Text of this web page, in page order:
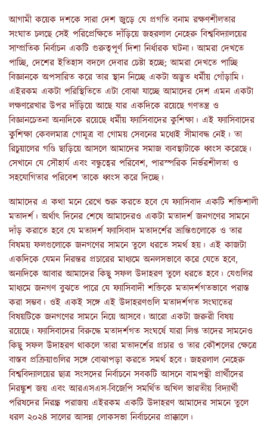
আগামী কয়েক দশকে সারা দেশ জুড়ে যে প্রগতি বনাম রক্ষণশীলতার
সংঘাত চলছে সেই পরিপ্রেক্ষিতে দাঁড়িয়ে জহরলাল নেহেরু বিশ্ববিদ্যালয়ের
সাম্প্রতিক নির্বাচন একটি গুরুত্বপূর্ণ দিশা নির্ধারক ঘটনা। আমরা দেখতে
পাচ্ছি, দেশের ইতিহাস বদলে দেবার চেষ্টা হচ্ছে; আমরা দেখতে পাচ্ছি
বিজ্ঞানকে অপসারিত করে তার স্থান নিচ্ছে একটা অদ্ভুত ধর্মীয় গোঁড়ামি।
এইরকম একটা পরিস্থিতিতে এটা বোঝা যাচ্ছে আমাদের দেশ এমন একটা
লক্ষণরেখার উপর দাঁড়িয়ে আছে যার একদিকে রয়েছে গণতন্ত্র ও
বিজ্ঞানচেতনা অন্যদিকে রয়েছে ধর্মীয় ফ্যাসিবাদের কুশিক্ষা। এই ফ্যাসিবাদের
কুশিক্ষা কেবলমাত্র গোমূত্র বা গোময় সেবনের মধ্যেই সীমাবদ্ধ নেই। তা
রিচুয়ালের গণ্ডি ছাড়িয়ে আসলে আমাদের সমাজ ব্যবস্থাটাকে ধ্বংস করেছে।
সেখানে যে সৌহার্য এবং বন্ধুত্বের পরিবেশ, পারস্পরিক নির্ভরশীলতা ও
সহযোগিতার পরিবেশ তাকে ধ্বংস করে দিচ্ছে।
আমাদের এ কথা মনে রেখে শুরু করতে হবে যে ফ্যাসিবাদ একটি শক্তিশালী
মতাদর্শ। অর্থাৎ দিনের শেষে আমাদেরও একটা মতাদর্শ জনগণের সামনে
দাঁড় করাতে হবে যে মতাদর্শ ফ্যাসিবাদ মতাদর্শের ভ্রান্তিগুলোকে ও তার
বিষময় ফলগুলোকে জনগণের সামনে তুলে ধরতে সমর্থ হয়। এই কাজটা
একদিকে যেমন নিরন্তর প্রচারের মাধ্যমে অনলসভাবে করে যেতে হবে,
অন্যদিকে আবার আমাদের কিছু সফল উদাহরণ তুলে ধরতে হবে। যেগুলির
মাধ্যমে জনগণ বুঝতে পারে যে ফ্যাসিবাদী শক্তিকে মতাদর্শগতভাবে পরাস্ত
করা সম্ভব। ওই একই সঙ্গে এই উদাহরণগুলি মতাদর্শগত সংঘাতের
বিষয়টিকে জনগণের সামনে নিয়ে আসবে। আরো একটা জরুরী বিষয়
রয়েছে। ফ্যাসিবাদের বিরুদ্ধে মতাদর্শগত সংঘর্ষে যারা লিপ্ত তাদের সামনেও
কিছু সফল উদাহরণ থাকলে তারা মতাদর্শের প্রচার ও তার কৌশলের ক্ষেত্রে
বাস্তব প্রক্রিয়াগুলির সঙ্গে বোঝাপড়া করতে সমর্থ হবে। জহরলাল নেহেরু
বিশ্ববিদ্যালয়ের ছাত্র সংসদের নির্বাচনে সবকটি আসনে বামপন্থী প্রার্থীদের
নিরঙ্কুশ জয় এবং আরএসএস-বিজেপি সমর্থিত অখিল ভারতীয় বিদ্যার্থী
পরিষদের নিরন্ধ্র পরাজয় এইরকম একটি উদাহরণ আমাদের সামনে তুলে
ধরল ২০২৪ সালের আসন্ন লোকসভা নির্বাচনের প্রাক্কালে।